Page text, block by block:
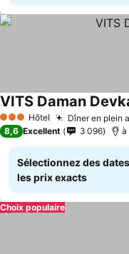
3 ÉtoilesHôtel Dîner en plein
VITS Daman
8,6 Excellent 3 096 à
Sélectionnez des
les prix exacts
Choix populaire